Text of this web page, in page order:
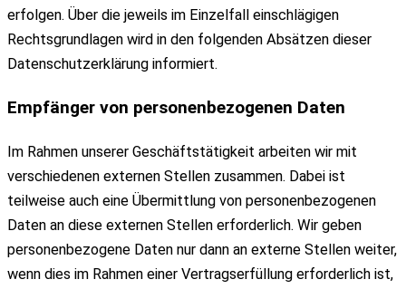
erfolgen. Über die jeweils im Einzelfall einschlägigen
Rechtsgrundlagen wird in den folgenden Absätzen dieser
Datenschutzerklärung informiert.
Empfänger von personenbezogenen Daten
Im Rahmen unserer Geschäftstätigkeit arbeiten wir mit
verschiedenen externen Stellen zusammen. Dabei ist
teilweise auch eine Übermittlung von personenbezogenen
Daten an diese externen Stellen erforderlich. Wir geben
personenbezogene Daten nur dann an externe Stellen weiter,
wenn dies im Rahmen einer Vertragserfüllung erforderlich ist,